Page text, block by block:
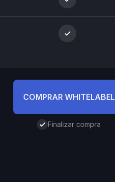
COMPRAR WHITELABEL
Finalizar compra